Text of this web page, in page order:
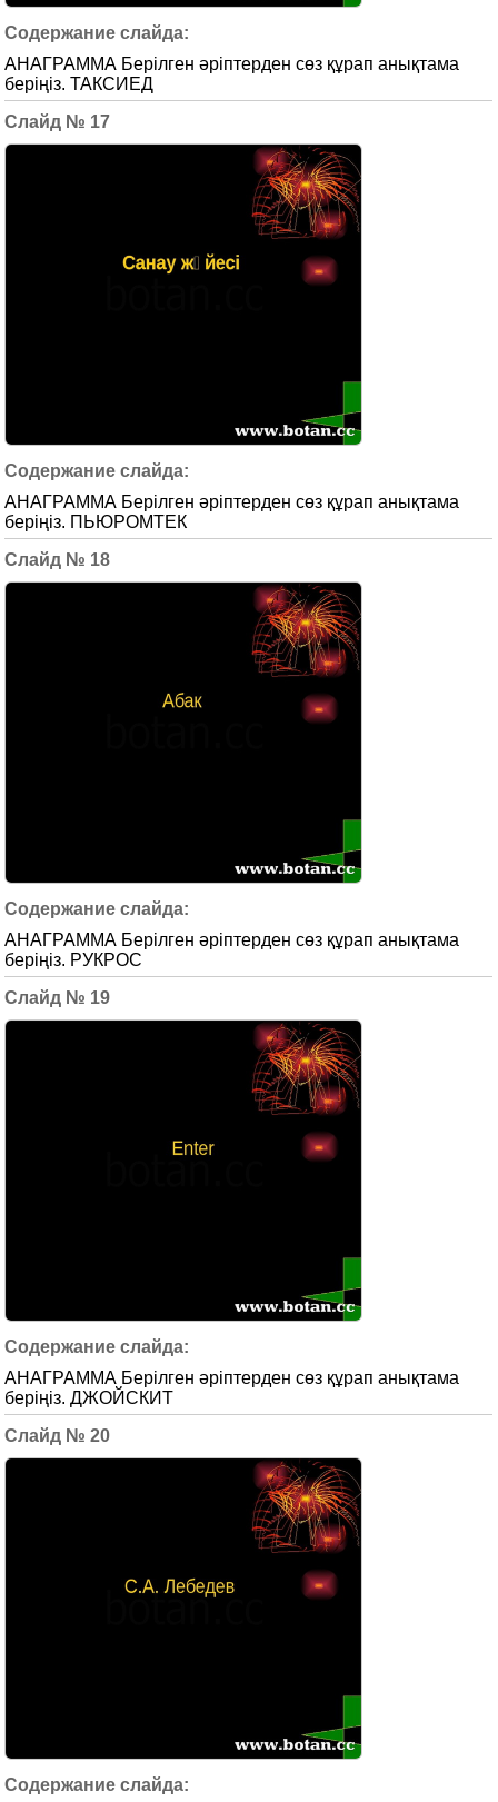
АНАГРАММА Берілген әріптерден сөз құрап анықтама
беріңіз. ТАКСИЕД
17
АНАГРАММА Берілген әріптерден сөз құрап анықтама
беріңіз. ПЬЮРОМТЕК
18
АНАГРАММА Берілген әріптерден сөз құрап анықтама
беріңіз. РУКРОС
19
АНАГРАММА Берілген әріптерден сөз құрап анықтама
беріңіз. ДЖОЙСКИТ
20